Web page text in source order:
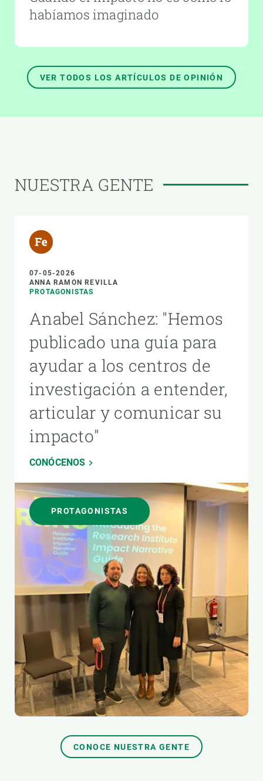
habíamos imaginado
VER TODOS LOS ARTÍCULOS DE OPINIÓN
NUESTRA GENTE
07-05-2026
ANNA RAMON REVILLA
PROTAGONISTAS
Anabel Sánchez: "Hemos
publicado una guía para
ayudar a los centros de
investigación a entender,
articular y comunicar su
impacto"
CONÓCENOS
PROTAGONISTAS
CONOCE NUESTRA GENTE